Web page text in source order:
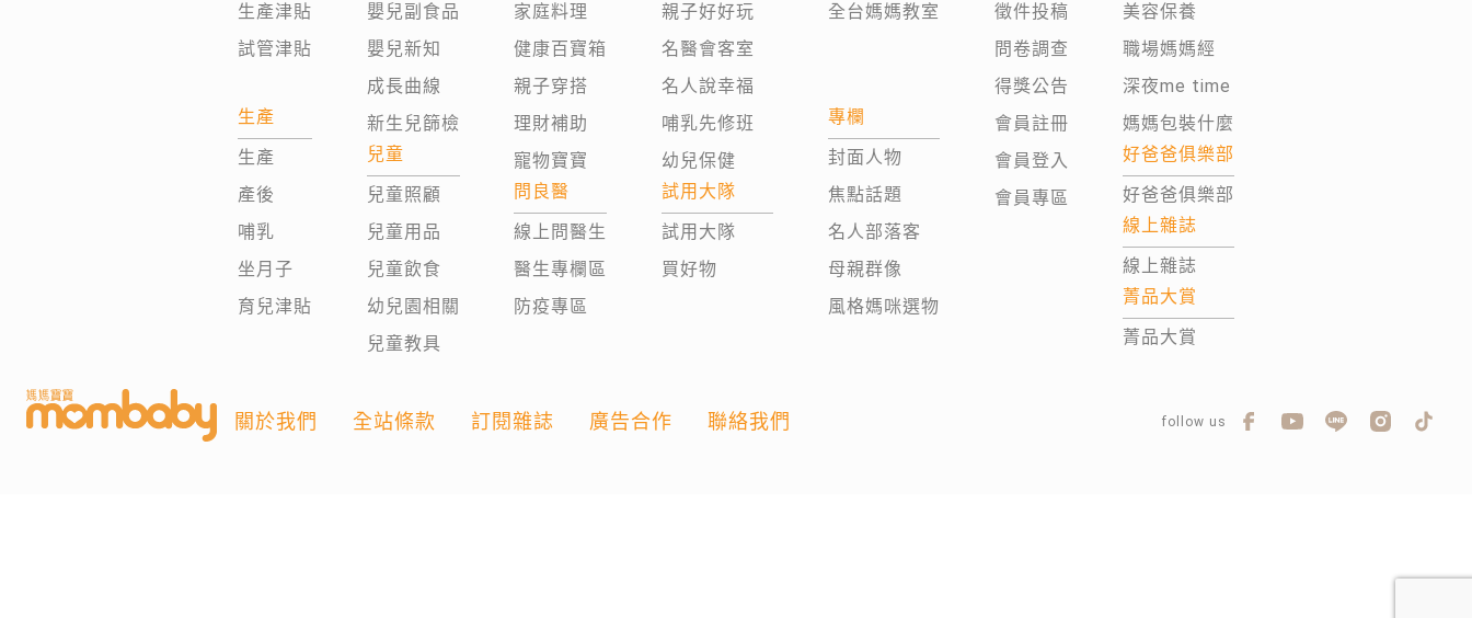
生產津貼
試管津貼
生產
生產
產後
哺乳
坐月子
育兒津貼
嬰兒副食品
嬰兒新知
成長曲線
新生兒篩檢
兒童
兒童照顧
兒童用品
兒童飲食
幼兒園相關
兒童教具
家庭料理
健康百寶箱
親子穿搭
理財補助
寵物寶寶
問良醫
線上問醫生
醫生專欄區
防疫專區
親子好好玩
名醫會客室
名人說幸福
哺乳先修班
幼兒保健
試用大隊
試用大隊
買好物
全台媽媽教室
專欄
封面人物
焦點話題
名人部落客
母親群像
風格媽咪選物
徵件投稿
問卷調查
得獎公告
會員註冊
會員登入
會員專區
美容保養
職場媽媽經
深夜me time
媽媽包裝什麼
好爸爸俱樂部
好爸爸俱樂部
線上雜誌
線上雜誌
菁品大賞
菁品大賞
關於我們 全站條款 訂閱雜誌 廣告合作 聯絡我們 follow us